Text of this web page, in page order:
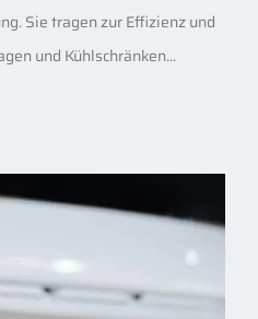
Branche sind Kältemittel
Sie tragen zur Effizienz und